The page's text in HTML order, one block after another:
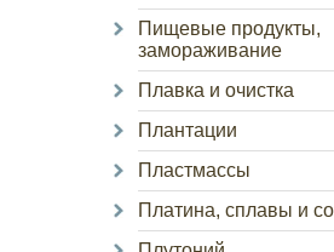
Пищевые продукты,
замораживание
Плавка и очистка
Плантации
Пластмассы
Платина, сплавы и